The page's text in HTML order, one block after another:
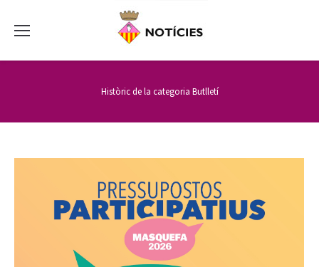
Històric de la categoria Butlletí